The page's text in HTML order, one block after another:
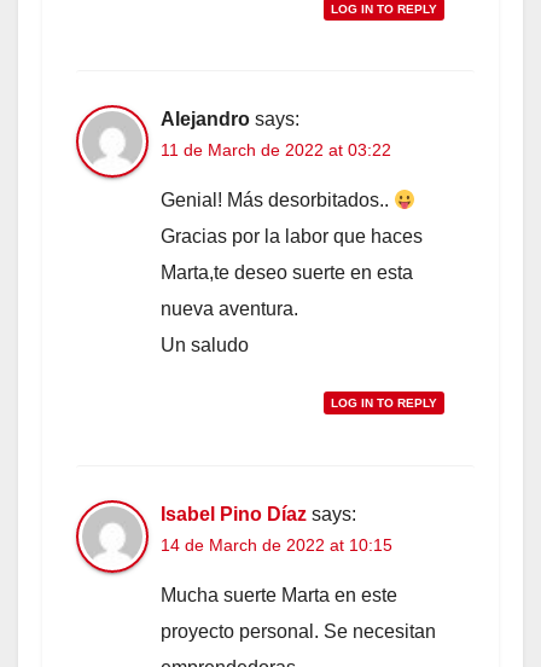
LOG IN TO REPLY
Alejandro says:
11 de March de 2022 at 03:22
Genial! Más desorbitados..
Gracias por la labor que haces
Marta,te deseo suerte en esta
nueva aventura.
Un saludo
LOG IN TO REPLY
Isabel Pino Díaz says:
14 de March de 2022 at 10:15
Mucha suerte Marta en este
proyecto personal. Se necesitan